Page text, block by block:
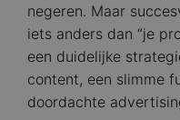
negeren. Maar
iets anders dan “je
een duidelijke
content, een slimme
doordachte